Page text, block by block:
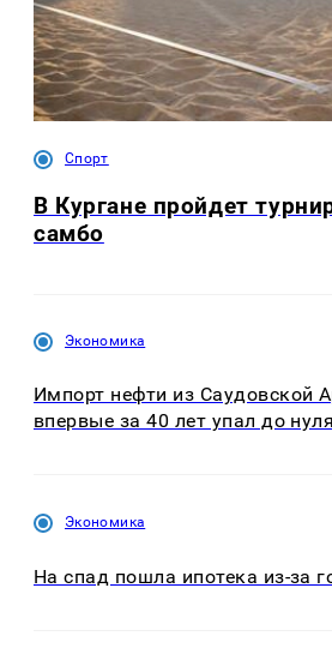
Спорт
В Кургане пройдет
самбо
Экономика
Импорт нефти из Саудовской
впервые за 40 лет упал до нуля
Экономика
На спад пошла ипотека из-за